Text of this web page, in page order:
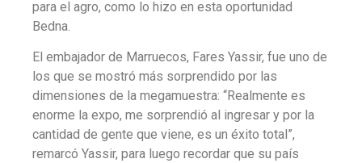
para el agro, como lo hizo en esta oportunidad
Bedna.
El embajador de Marruecos, Fares Yassir, fue uno de
los que se mostró más sorprendido por las
dimensiones de la megamuestra: “Realmente es
enorme la expo, me sorprendió al ingresar y por la
cantidad de gente que viene, es un éxito total”,
remarcó Yassir, para luego recordar que su país